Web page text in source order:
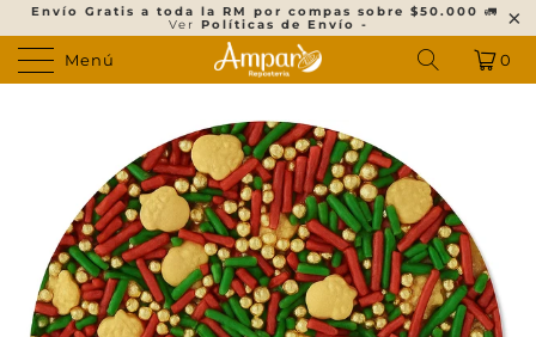
Envío Gratis a toda la RM por compas sobre $50.000 🚛
Ver Políticas de Envío -
Menú 0